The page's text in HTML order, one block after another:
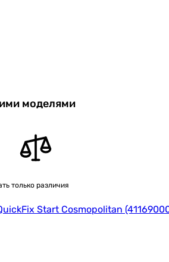
моделями
только различия
Start Cosmopolitan